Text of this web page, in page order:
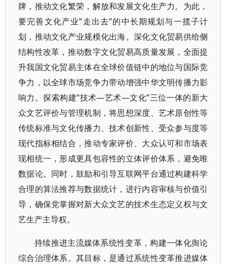
牌，推动文化繁荣，解放和发展文化生产力。为此，
要完善文化产业“走出去”的中长期规划与一揽子计
划，推动文化产业规模化出海。深化文化贸易供给侧
结构性改革，推动数字文化贸易高质量发展，全面提
升我国文化贸易主体在全球价值链中的地位与国际竞
争力，以全球市场竞争力带动增强中华文明传播力影
响力。探索构建“技术—艺术—文化”三位一体的新大
众文艺评价与管理机制，将思想深度、艺术原创性等
传统标准与文化传播力、技术创新性、受众参与度等
现代指标相结合，推动专家评价、大众认可和市场表
现相统一，形成更具包容性的立体评价体系，避免唯
数据论。同时，鼓励和引导互联网平台通过构建科学
合理的算法推荐与数据统计，进行内容审核与价值引
导，确保党掌握对新大众文艺的技术生态定义权与文
艺生产主导权。
持续推进主流媒体系统性变革，构建一体化舆论
综合治理体系。其目标，是通过系统性变革推进媒体